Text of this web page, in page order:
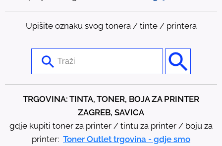
Upišite oznaku svog tonera / tinte / printera
t
TRGOVINA: TINTA, TONER, BOJA ZA PRINTER
ZAGREB, SAVICA
gdje kupiti toner za printer / tintu za printer / boju za
printer: Toner Outlet trgovina - gdje smo